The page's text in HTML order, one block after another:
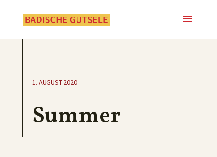
1. AUGUST 2020
Summer